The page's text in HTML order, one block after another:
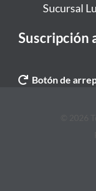
Sucursal
Suscripción
Botón de